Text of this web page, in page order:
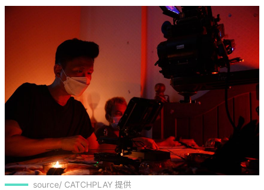
source/ CATCHPLAY 提供